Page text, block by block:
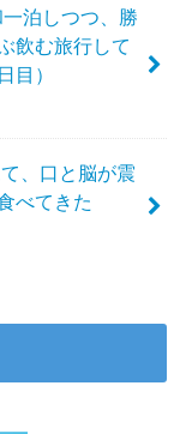
泊しつつ、勝
飲む旅行して
目）
、口と脳が震
べてきた